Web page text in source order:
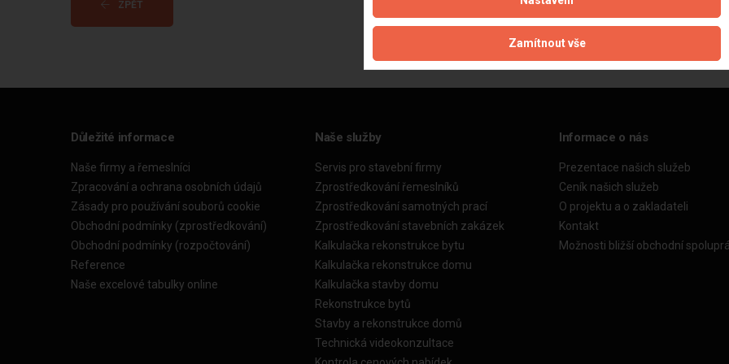
ZPĚT Aktualizováno z portálu ARES dne 21.09.2024 10:07:45
Důležité informace
Naše firmy a řemeslníci
Zpracování a ochrana osobních údajů
Zásady pro používání souborů cookie
Obchodní podmínky (zprostředkování)
Obchodní podmínky (rozpočtování)
Reference
Naše excelové tabulky online
Naše služby
Servis pro stavební firmy
Zprostředkování řemeslníků
Zprostředkování samotných prací
Zprostředkování stavebních zakázek
Kalkulačka rekonstrukce bytu
Kalkulačka rekonstrukce domu
Kalkulačka stavby domu
Rekonstrukce bytů
Stavby a rekonstrukce domů
Technická videokonzultace
Informace o nás
Prezentace našich služeb
Ceník našich služeb
O projektu a o zakladateli
Kontakt
Možnosti bližší obchodní
Zamítnout vše